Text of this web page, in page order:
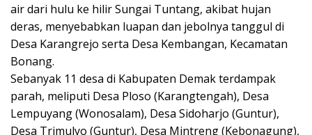
air dari hulu ke hilir Sungai Tuntang, akibat hujan
deras, menyebabkan luapan dan jebolnya tanggul di
Desa Karangrejo serta Desa Kembangan, Kecamatan
Bonang.
Sebanyak 11 desa di Kabupaten Demak terdampak
parah, meliputi Desa Ploso (Karangtengah), Desa
Lempuyang (Wonosalam), Desa Sidoharjo (Guntur),
Desa Trimulyo (Guntur), Desa Mintreng (Kebonagung),